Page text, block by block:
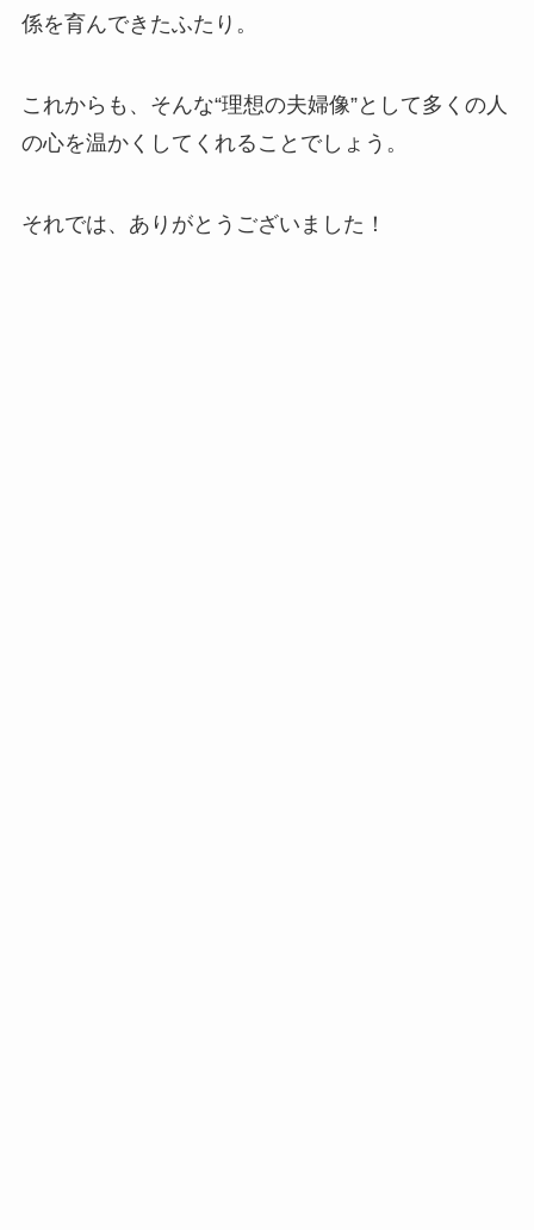
係を育んできたふたり。
これからも、そんな“理想の夫婦像”として多くの人
の心を温かくしてくれることでしょう。
それでは、ありがとうございました！